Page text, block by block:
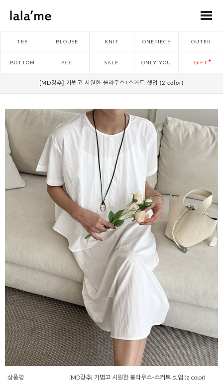
TEE BLOUSE KNIT ONEPIECE OUTER
BOTTOM ACC SALE ONLY YOU GIFT
[MD강추] 가볍고 시원한 블라우스+스커트 셋업 (2 color)
상품명 [MD강추] 가볍고 시원한 블라우스+스커트 셋업 (2 color)